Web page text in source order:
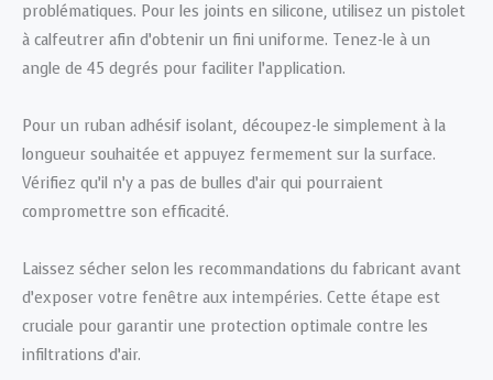
problématiques. Pour les joints en silicone, utilisez un pistolet
à calfeutrer afin d’obtenir un fini uniforme. Tenez-le à un
angle de 45 degrés pour faciliter l’application.
Pour un ruban adhésif isolant, découpez-le simplement à la
longueur souhaitée et appuyez fermement sur la surface.
Vérifiez qu’il n’y a pas de bulles d’air qui pourraient
compromettre son efficacité.
Laissez sécher selon les recommandations du fabricant avant
d’exposer votre fenêtre aux intempéries. Cette étape est
cruciale pour garantir une protection optimale contre les
infiltrations d’air.